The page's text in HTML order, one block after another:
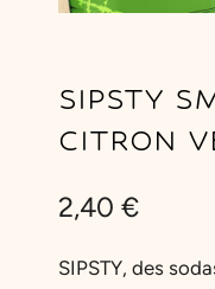
SIPSTY
CITRON
2,40 €
SIPSTY, des